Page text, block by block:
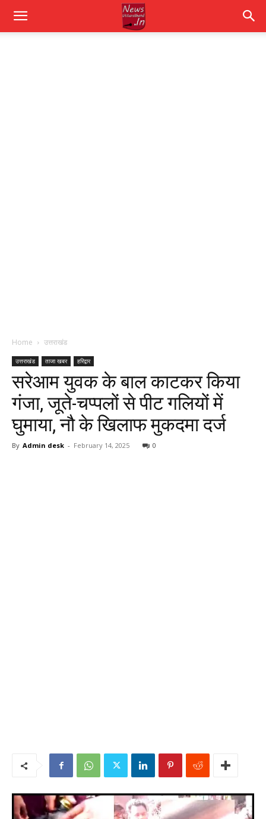
Home उत्तराखंड
उत्तराखंड ताजा खबर हरिद्वार
सरेआम युवक के बाल काटकर किया
गंजा, जूते-चप्पलों से पीट गलियों में
घुमाया, नौ के खिलाफ मुकदमा दर्ज
By Admin desk - February 14, 2025 0